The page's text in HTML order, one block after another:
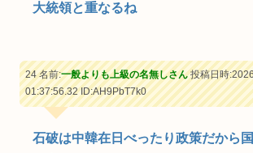
大統領と重なるね
24 名前:一般よりも上級の名無しさん投稿日時
01:37:56.32ID:AH9PbT7k0
石破は中韓在日べったり政策だから